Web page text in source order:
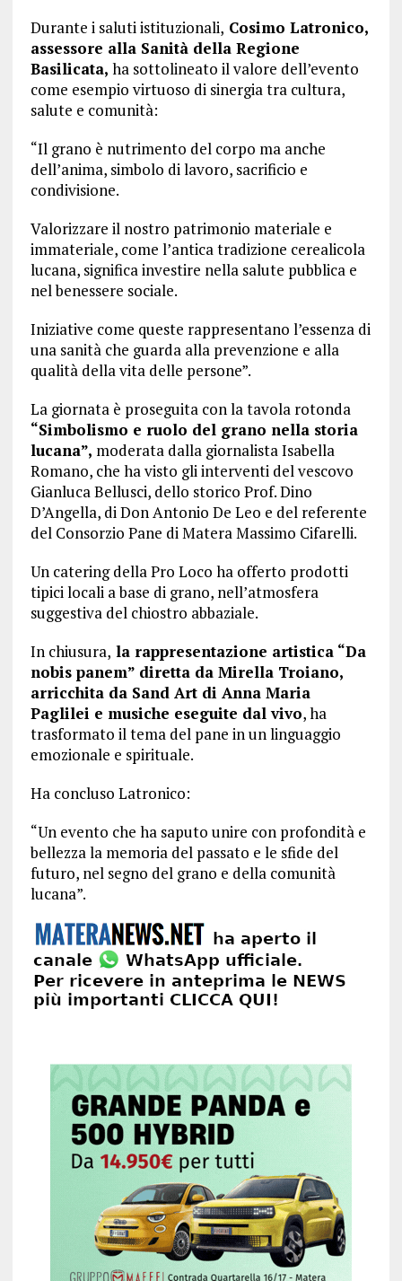
Durante i saluti istituzionali, Cosimo Latronico,
assessore alla Sanità della Regione
Basilicata, ha sottolineato il valore dell’evento
come esempio virtuoso di sinergia tra cultura,
salute e comunità:
“Il grano è nutrimento del corpo ma anche
dell’anima, simbolo di lavoro, sacrificio e
condivisione.
Valorizzare il nostro patrimonio materiale e
immateriale, come l’antica tradizione cerealicola
lucana, significa investire nella salute pubblica e
nel benessere sociale.
Iniziative come queste rappresentano l’essenza di
una sanità che guarda alla prevenzione e alla
qualità della vita delle persone”.
La giornata è proseguita con la tavola rotonda
“Simbolismo e ruolo del grano nella storia
lucana”, moderata dalla giornalista Isabella
Romano, che ha visto gli interventi del vescovo
Gianluca Bellusci, dello storico Prof. Dino
D’Angella, di Don Antonio De Leo e del referente
del Consorzio Pane di Matera Massimo Cifarelli.
Un catering della Pro Loco ha offerto prodotti
tipici locali a base di grano, nell’atmosfera
suggestiva del chiostro abbaziale.
In chiusura, la rappresentazione artistica “Da
nobis panem” diretta da Mirella Troiano,
arricchita da Sand Art di Anna Maria
Paglilei e musiche eseguite dal vivo, ha
trasformato il tema del pane in un linguaggio
emozionale e spirituale.
Ha concluso Latronico:
“Un evento che ha saputo unire con profondità e
bellezza la memoria del passato e le sfide del
futuro, nel segno del grano e della comunità
lucana”.